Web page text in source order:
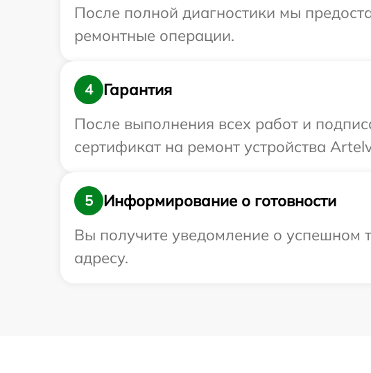
После полной диагностики мы
ремонтные операции.
4
Гарантия
После выполнения всех работ и
сертификат на ремонт устройства
5
Информирование о готовности
Вы получите уведомление о успешном
адресу.